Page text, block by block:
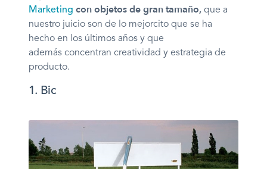
Marketing con objetos de gran tamaño, que a
nuestro juicio son de lo mejorcito que se ha
hecho en los últimos años y que
además concentran creatividad y estrategia de
producto.
1. Bic